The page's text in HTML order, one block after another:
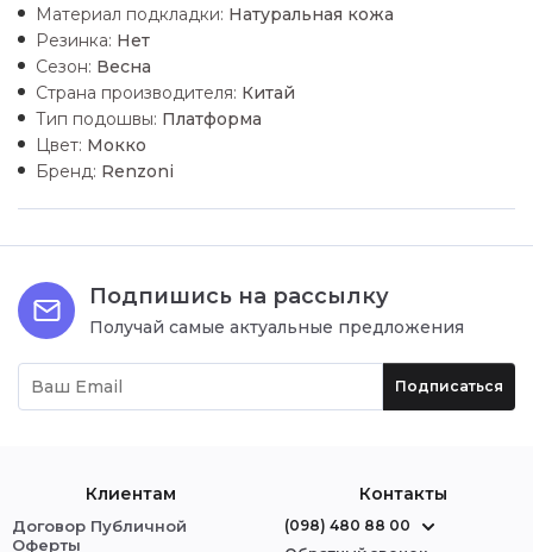
Материал подкладки: Натуральная кожа
Резинка: Нет
Сезон: Весна
Страна производителя: Китай
Тип подошвы: Платформа
Цвет: Мокко
Бренд: Renzoni
Подпишись на рассылку
Получай самые актуальные предложения
Подписаться
Клиентам
Договор Публичной
Оферты
Контакты
(098) 480 88 00